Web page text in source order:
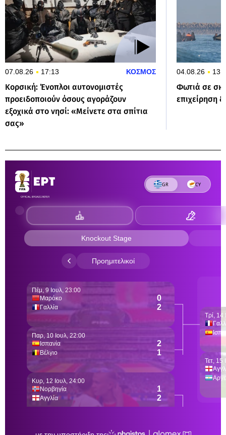
07.08.26 17:13 ΚΟΣΜΟΣ
Κορσική: Ένοπλοι αυτονομιστές
προειδοποιούν όσους αγοράζουν
εξοχικά στο νησί: «Μείνετε στα σπίτια
σας»
04.08.26
Φωτιά σε
επιχείρηση